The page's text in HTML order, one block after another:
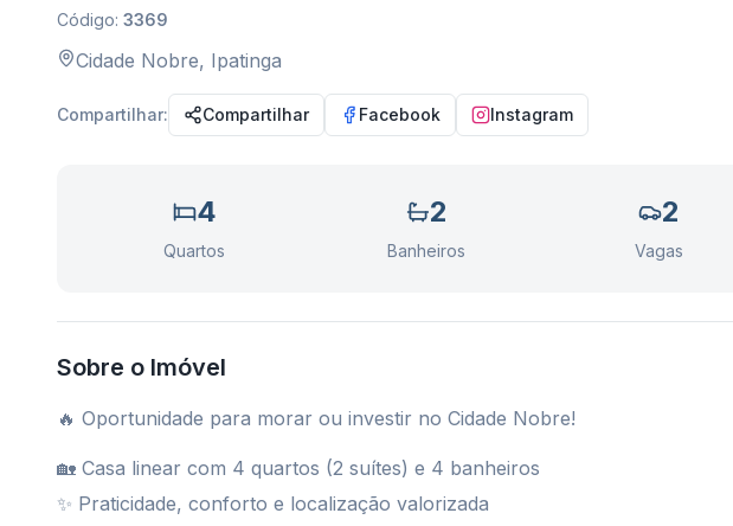
Código: 3369
Cidade Nobre, Ipatinga
Compartilhar: Compartilhar Facebook Instagram
4
Quartos
2
Banheiros
2
Vagas
Sobre o Imóvel
🔥 Oportunidade para morar ou investir no Cidade Nobre!
🏡 Casa linear com 4 quartos (2 suítes) e 4 banheiros
✨ Praticidade, conforto e localização valorizada